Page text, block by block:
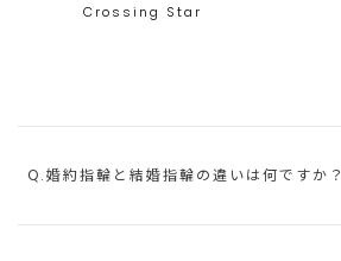
Crossing Star
Q.婚約指輪と結婚指輪の違いは何ですか？